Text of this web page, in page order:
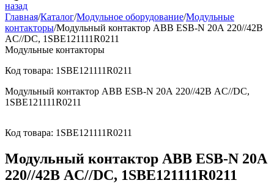
назад
Главная/Каталог/Модульное оборудование/Модульные
контакторы/Модульный контактор ABB ESB-N 20А 220//42В
AC//DC, 1SBE121111R0211
Модульные контакторы
Код товара: 1SBE121111R0211
Модульный контактор ABB ESB-N 20А 220//42В AC//DC,
1SBE121111R0211
Код товара: 1SBE121111R0211
Модульный контактор ABB ESB-N 20А
220//42В AC//DC, 1SBE121111R0211